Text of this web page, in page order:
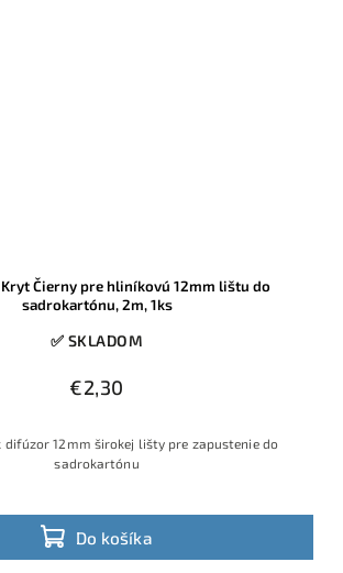
Čierny pre hliníkovú 12mm lištu do
sadrokartónu, 2m, 1ks
✅ SKLADOM
€2,30
Do košíka
difúzor 12mm širokej lišty pre zapustenie do
sadrokartónu